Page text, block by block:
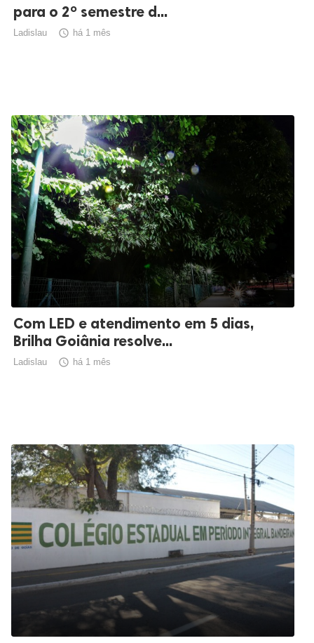
para o 2º semestre d...
Ladislau  há 1 mês
Com LED e atendimento em 5 dias,
Brilha Goiânia resolve...
Ladislau  há 1 mês